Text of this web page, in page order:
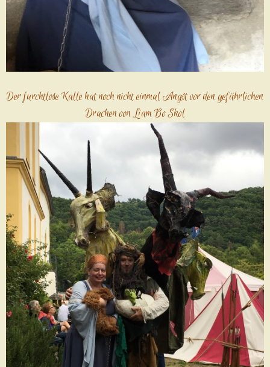
Der furchtlose Kalle hat noch nicht einmal Angst vor den gefährlichen
Drachen von Liam Bo Skol